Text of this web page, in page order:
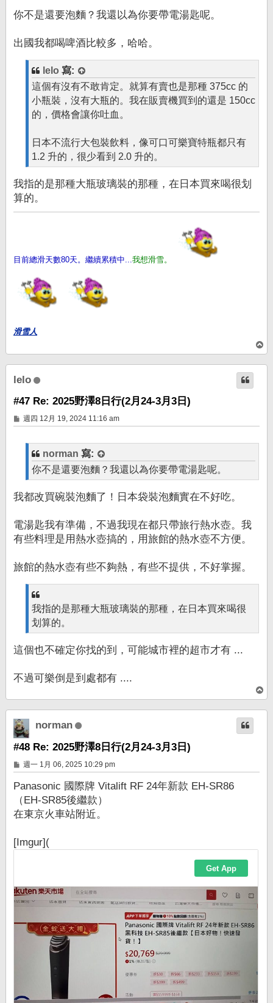
你不是還要泡麵？我還以為你要帶電湯匙呢。
出國我都喝啤酒比較多，哈哈。
lelo 寫:
這個有沒有不敢肯定。就算有賣也是那種 375cc 的
小瓶裝，沒有大瓶的。我在販賣機買到的還是 150cc
的，價格會讓你吐血。
日本不流行大包裝飲料，像可口可樂寶特瓶都只有
1.2 升的，很少看到 2.0 升的。
我指的是那種大瓶玻璃裝的那種，在日本買來喝很划
算的。
目前總滑天數80天。繼續累積中...我想滑雪。
滑雪人
頂
端
lelo
#47 Re: 2025野澤8日行(2月24-3月3日)
文
章
週四 12月 19, 2024 11:16 am
norman 寫:
你不是還要泡麵？我還以為你要帶電湯匙呢。
我都改買碗裝泡麵了！日本袋裝泡麵實在不好吃。
電湯匙我有準備，不過我現在都只帶旅行熱水壺。我
有些料理是用熱水壺搞的，用旅館的熱水壺不方便。
旅館的熱水壺有些不夠熱，有些不提供，不好掌握。
我指的是那種大瓶玻璃裝的那種，在日本買來喝很
划算的。
這個也不確定你找的到，可能城市裡的超市才有 ...
不過可樂倒是到處都有 ....
頂
端
norman
#48 Re: 2025野澤8日行(2月24-3月3日)
文
章
週一 1月 06, 2025 10:29 pm
Panasonic 國際牌 Vitalift RF 24年新款 EH-SR86
（EH-SR85後繼款）
在東京火車站附近。
[Imgur](